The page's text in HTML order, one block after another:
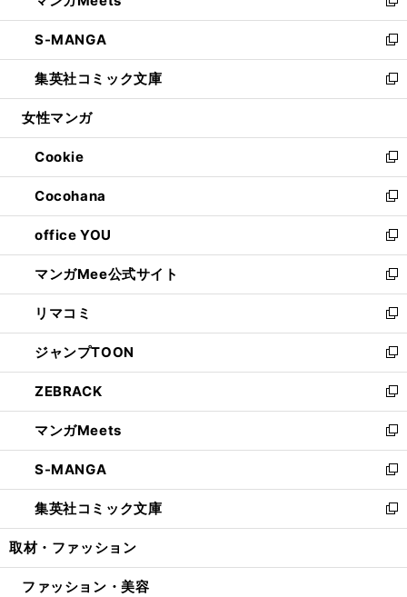
開
く
ウ
で
開
く
ン
ド
ウ
で
開
い
ウ
ィ
ン
ド
ウ
開
く
新
し
い
ウ
ィ
ン
ウ
で
開
く
S-MANGA
新
し
い
ウ
ン
ド
ウ
で
開
く
集英社コミック文庫
新
し
ウ
ィ
ン
ド
ウ
で
開
く
女性マンガ
Cookie
新
し
い
ウ
ィ
ン
ド
ウ
で
開
く
Cocohana
新
し
い
ウ
ィ
ン
ド
ウ
で
開
く
office YOU
新
し
い
ウ
ィ
ン
ド
ウ
で
開
く
マンガMee公式サイト
新
し
い
ウ
ィ
ン
ド
ウ
で
開
く
リマコミ
新
し
い
ウ
ィ
ン
ド
ウ
で
開
く
ジャンプTOON
新
し
い
ウ
ィ
ン
ド
ウ
で
開
ZEBRACK
新
し
い
ウ
ィ
ン
ド
ウ
開
マンガMeets
新
し
い
ウ
ィ
ン
ウ
S-MANGA
新
し
い
ウ
ン
集英社コミック文庫
新
し
ウ
取材・ファッション
ファッション・美容